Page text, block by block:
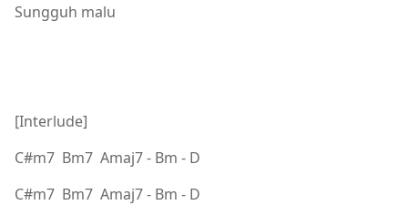
Sungguh malu
[Interlude]
C#m7 Bm7 Amaj7 - Bm - D
C#m7 Bm7 Amaj7 - Bm - D